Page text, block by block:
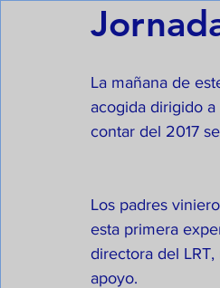
La mañana de
acogida dirigido
contar del 2017
Los padres
esta primera
directora del
apoyo.